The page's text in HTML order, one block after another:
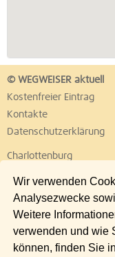
Wir verwenden
Analysezwecke
Weitere
verwenden und wie
können, finden Sie
© WEGWEISER aktuell
Kostenfreier Eintrag
Kontakte
Datenschutzerklärung
Charlottenburg
Lichtenberg
Pankow